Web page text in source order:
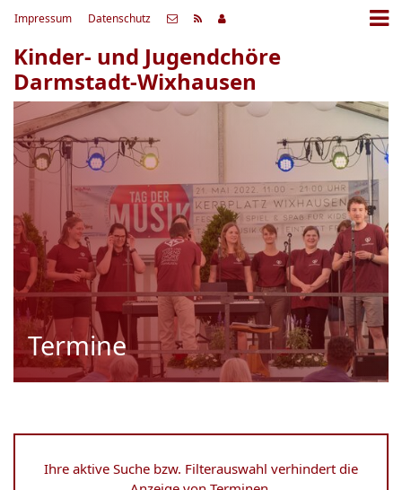
Impressum Datenschutz
Kinder- und Jugendchöre
Darmstadt-Wixhausen
Termine
Ihre aktive Suche bzw. Filterauswahl verhindert die